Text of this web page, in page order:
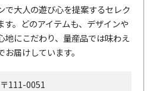
で大人の遊び心を提案するセレク
す。どのアイテムも、デザインや
地にこだわり、量産品では味わえ
届けしています。
〒111-0051